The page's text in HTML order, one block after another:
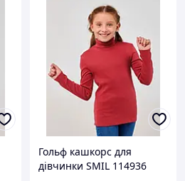
Гольф кашкорс для
дівчинки SMIL 114936